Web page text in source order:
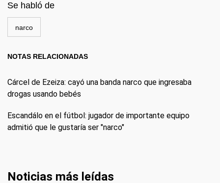
Se habló de
narco
NOTAS RELACIONADAS
Cárcel de Ezeiza: cayó una banda narco que ingresaba
drogas usando bebés
Escandálo en el fútbol: jugador de importante equipo
admitió que le gustaría ser "narco"
Noticias más leídas